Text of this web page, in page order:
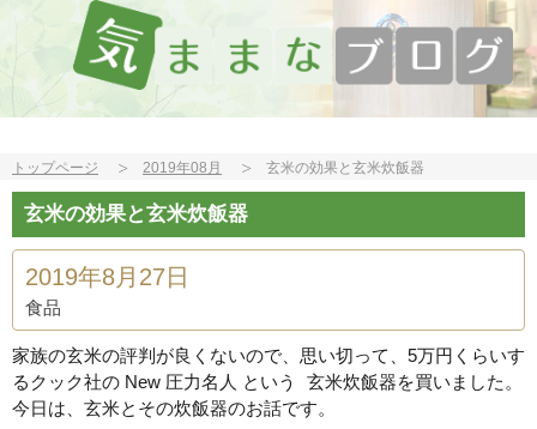
トップページ 2019年08月 玄米の効果と玄米炊飯器
玄米の効果と玄米炊飯器
2019年8月27日
食品
家族の玄米の評判が良くないので、思い切って、5万円くらいす
るクック社の New 圧力名人 という 玄米炊飯器を買いました。
今日は、玄米とその炊飯器のお話です。